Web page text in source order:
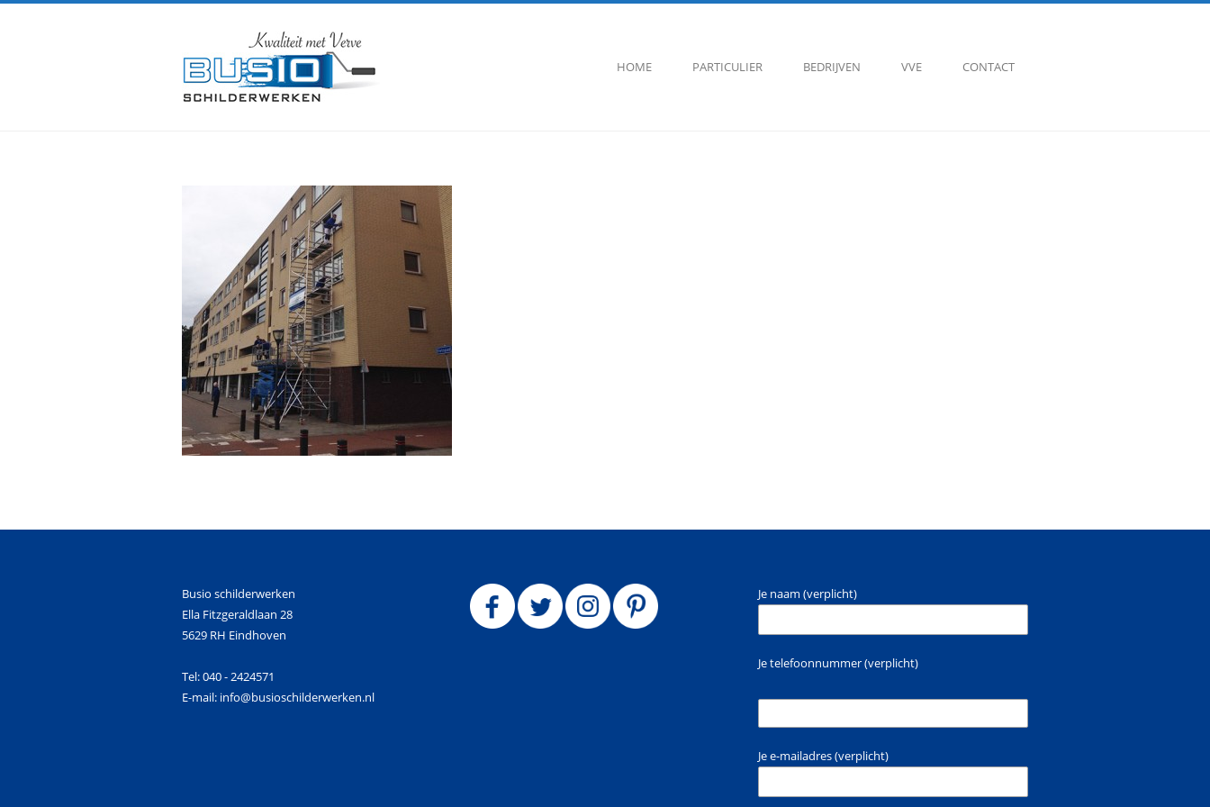
HOME PARTICULIER BEDRIJVEN VVE CONTACT
Busio schilderwerken
Ella Fitzgeraldlaan 28
5629 RH Eindhoven
Tel: 040 - 2424571
E-mail: info@busioschilderwerken.nl
Je naam (verplicht)
Je telefoonnummer (verplicht)
Je e-mailadres (verplicht)